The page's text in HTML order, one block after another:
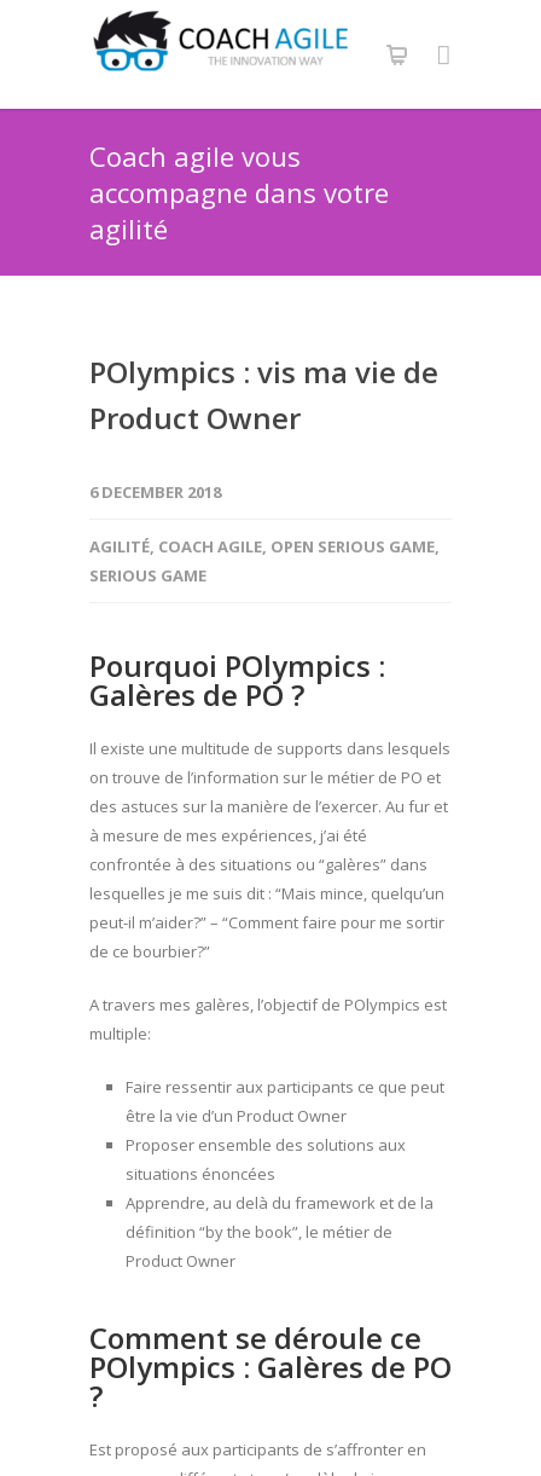
Coach agile vous
accompagne dans votre
agilité
POlympics : vis ma vie de
Product Owner
6 DECEMBER 2018
AGILITÉ, COACH AGILE, OPEN SERIOUS GAME,
SERIOUS GAME
Pourquoi POlympics :
Galères de PO ?
Il existe une multitude de supports dans lesquels
on trouve de l’information sur le métier de PO et
des astuces sur la manière de l’exercer. Au fur et
à mesure de mes expériences, j’ai été
confrontée à des situations ou “galères” dans
lesquelles je me suis dit : “Mais mince, quelqu’un
peut-il m’aider?” – “Comment faire pour me sortir
de ce bourbier?”
A travers mes galères, l’objectif de POlympics est
multiple:
Faire ressentir aux participants ce que peut
être la vie d’un Product Owner
Proposer ensemble des solutions aux
situations énoncées
Apprendre, au delà du framework et de la
définition “by the book”, le métier de
Product Owner
Comment se déroule ce
POlympics : Galères de PO
?
Est proposé aux participants de s’affronter en